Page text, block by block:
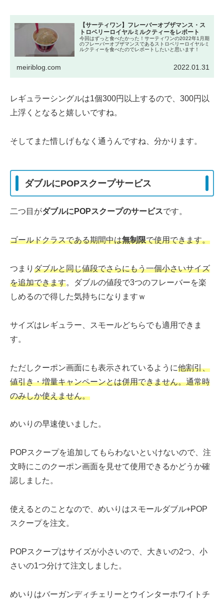
【サーティワン】フレーバーオブザマンス・ス
トロベリーロイヤルミルクティーをレポート
今回はずっと食べたかった！サーティワンの2022年1月期
のフレーバーオブザマンスであるストロベリーロイヤルミ
ルクティーを食べたのでレポートしたいと思います！
meiriblog.com 2022.01.31
レギュラーシングルは1個300円以上するので、300円以
上浮くとなると嬉しいですね。
そしてまた惜しげもなく通うんですね、分かります。
ダブルにPOPスクープサービス
二つ目がダブルにPOPスクープのサービスです。
ゴールドクラスである期間中は無制限で使用できます。
つまり ダブルと同じ値段でさらにもう一個小さいサイズ
を追加できます。ダブルの値段で3つのフレーバーを楽
しめるので得した気持ちになりますｗ
サイズはレギュラー、スモールどちらでも適用できま
す。
ただしクーポン画面にも表示されているように他割引、
値引き・増量キャンペーンとは併用できません。通常時
のみしか使えません。
めいりの早速使いました。
POPスクープを追加してもらわないといけないので、注
文時にこのクーポン画面を見せて使用できるかどうか確
認しました。
使えるとのことなので、めいりはスモールダブル+POP
スクープを注文。
POPスクープはサイズが小さいので、大きいの2つ、小
さいの1つ分けて注文しました。
めいりはバーガンディチェリーとウインターホワイトチ